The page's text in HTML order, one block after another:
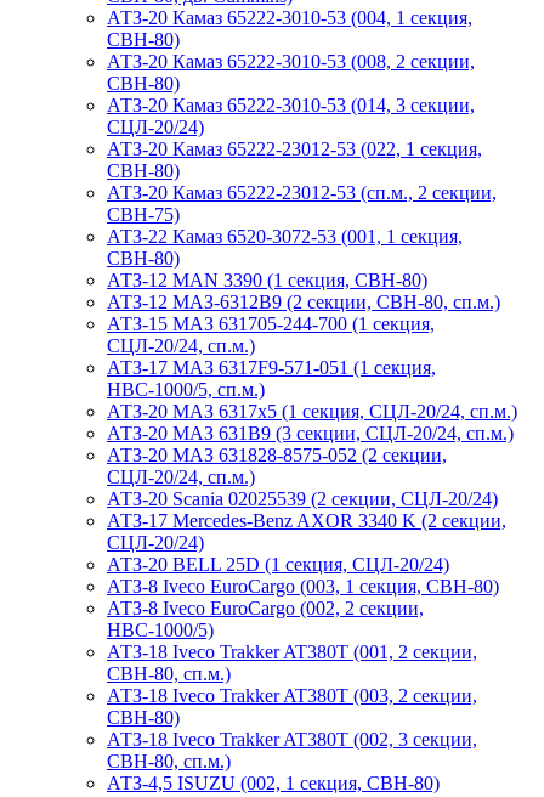
АТЗ-20 Камаз 65222-3010-53 (004, 1 секция,
СВН-80)
АТЗ-20 Камаз 65222-3010-53 (008, 2 секции,
СВН-80)
АТЗ-20 Камаз 65222-3010-53 (014, 3 секции,
СЦЛ-20/24)
АТЗ-20 Камаз 65222-23012-53 (022, 1 секция,
СВН-80)
АТЗ-20 Камаз 65222-23012-53 (сп.м., 2 секции,
СВН-75)
АТЗ-22 Камаз 6520-3072-53 (001, 1 секция,
СВН-80)
АТЗ-12 MAN 3390 (1 секция, СВН-80)
АТЗ-12 МАЗ-6312В9 (2 секции, СВН-80, сп.м.)
АТЗ-15 МАЗ 631705-244-700 (1 секция,
СЦЛ-20/24, сп.м.)
АТЗ-17 МАЗ 6317F9-571-051 (1 секция,
НВС-1000/5, сп.м.)
АТЗ-20 МАЗ 6317x5 (1 секция, СЦЛ-20/24, сп.м.)
АТЗ-20 МАЗ 631B9 (3 секции, СЦЛ-20/24, сп.м.)
АТЗ-20 МАЗ 631828-8575-052 (2 секции,
СЦЛ-20/24, сп.м.)
АТЗ-20 Scania 02025539 (2 секции, СЦЛ-20/24)
АТЗ-17 Mercedes-Benz AXOR 3340 K (2 секции,
СЦЛ-20/24)
АТЗ-20 BELL 25D (1 секция, СЦЛ-20/24)
АТЗ-8 Iveco EuroCargo (003, 1 секция, СВН-80)
АТЗ-8 Iveco EuroCargo (002, 2 секции,
НВС-1000/5)
АТЗ-18 Iveco Trakker AT380T (001, 2 секции,
СВН-80, сп.м.)
АТЗ-18 Iveco Trakker AT380T (003, 2 секции,
СВН-80)
АТЗ-18 Iveco Trakker AT380T (002, 3 секции,
СВН-80, сп.м.)
АТЗ-4,5 ISUZU (002, 1 секция, СВН-80)